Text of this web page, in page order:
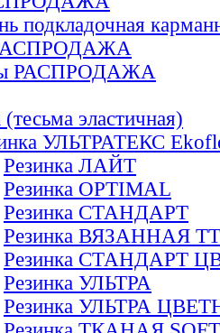
подкладочная
РАСПРОДАЖА
(тесьма эластичная)
УЛЬТРАТЕКС
Резинка ЛАЙТ
Резинка OPTIMAL
Резинка СТАНДАРТ
Резинка ВЯЗАННАЯ ТТ
Резинка СТАНДАРТ
Резинка УЛЬТРА
Резинка УЛЬТРА